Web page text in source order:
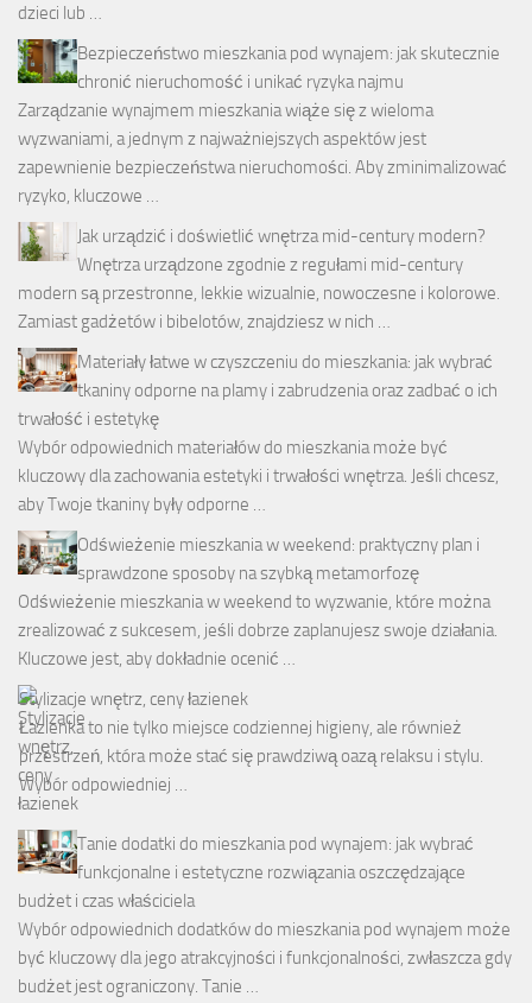
dzieci lub …
Bezpieczeństwo mieszkania pod wynajem: jak skutecznie
chronić nieruchomość i unikać ryzyka najmu
Zarządzanie wynajmem mieszkania wiąże się z wieloma
wyzwaniami, a jednym z najważniejszych aspektów jest
zapewnienie bezpieczeństwa nieruchomości. Aby zminimalizować
ryzyko, kluczowe …
Jak urządzić i doświetlić wnętrza mid-century modern?
Wnętrza urządzone zgodnie z regułami mid-century
modern są przestronne, lekkie wizualnie, nowoczesne i kolorowe.
Zamiast gadżetów i bibelotów, znajdziesz w nich …
Materiały łatwe w czyszczeniu do mieszkania: jak wybrać
tkaniny odporne na plamy i zabrudzenia oraz zadbać o ich
trwałość i estetykę
Wybór odpowiednich materiałów do mieszkania może być
kluczowy dla zachowania estetyki i trwałości wnętrza. Jeśli chcesz,
aby Twoje tkaniny były odporne …
Odświeżenie mieszkania w weekend: praktyczny plan i
sprawdzone sposoby na szybką metamorfozę
Odświeżenie mieszkania w weekend to wyzwanie, które można
zrealizować z sukcesem, jeśli dobrze zaplanujesz swoje działania.
Kluczowe jest, aby dokładnie ocenić …
Stylizacje wnętrz, ceny łazienek
Łazienka to nie tylko miejsce codziennej higieny, ale również
przestrzeń, która może stać się prawdziwą oazą relaksu i stylu.
Wybór odpowiedniej …
Tanie dodatki do mieszkania pod wynajem: jak wybrać
funkcjonalne i estetyczne rozwiązania oszczędzające
budżet i czas właściciela
Wybór odpowiednich dodatków do mieszkania pod wynajem może
być kluczowy dla jego atrakcyjności i funkcjonalności, zwłaszcza gdy
budżet jest ograniczony. Tanie …